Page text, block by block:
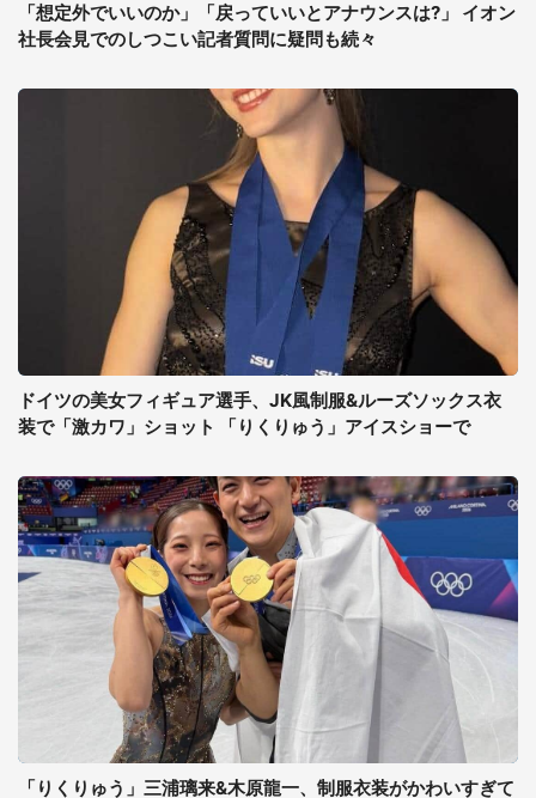
「想定外でいいのか」「戻っていいとアナウンスは?」 イオン
社長会見でのしつこい記者質問に疑問も続々
ドイツの美女フィギュア選手、JK風制服&ルーズソックス衣
装で「激カワ」ショット 「りくりゅう」アイスショーで
「りくりゅう」三浦璃来&木原龍一、制服衣装がかわいすぎて